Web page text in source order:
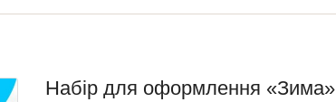
Набір для оформлення «Зима»